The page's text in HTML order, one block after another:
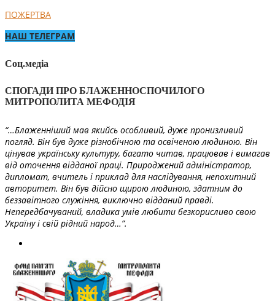
ПОЖЕРТВА
НАШ ТЕЛЕГРАМ
Соц.медіа
СПОГАДИ ПРО БЛАЖЕННОСПОЧИЛОГО
МИТРОПОЛИТА МЕФОДІЯ
“…Блаженніший мав якийсь особливий, дуже пронизливий
погляд. Він був дуже різнобічною та освіченою людиною. Він
цінував українську культуру, багато читав, працював і вимагав
від оточення відданої праці. Природжений адміністратор,
дипломат, вчитель і приклад для наслідування, непохитний
авторитет. Він був дійсно щирою людиною, здатним до
беззавітного служіння, виключно відданий правді.
Непередбачуваний, владика умів любити безкорисливо свою
Україну і свій рідний народ…”.